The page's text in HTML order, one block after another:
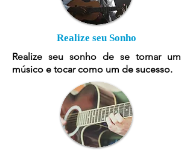
Realize seu Sonho
Realize seu sonho de se tornar um
músico e tocar como um de sucesso.